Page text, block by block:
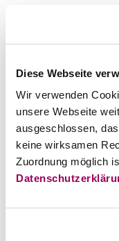
Diese Webseite
Wir verwenden
unsere Webseite
ausgeschlossen,
keine wirksamen
Zuordnung möglich